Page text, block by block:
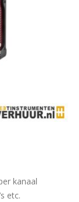
kanaal
etc.